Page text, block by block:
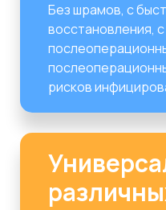
Без шрамов, с
восстановления,
рисков